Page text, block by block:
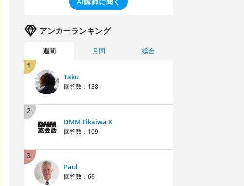
アンカーランキング
週間 月間 総合
1
Taku
回答数： 138
2
DMM Eikaiwa K
回答数： 109
3
Paul
回答数： 66